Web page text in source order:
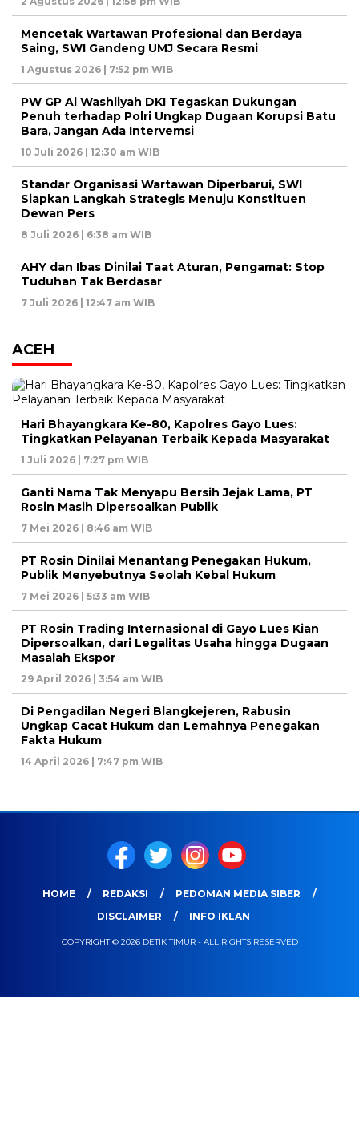
Mencetak Wartawan Profesional dan Berdaya
Saing, SWI Gandeng UMJ Secara Resmi
1 Agustus 2026 | 7:52 pm WIB
PW GP Al Washliyah DKI Tegaskan Dukungan
Penuh terhadap Polri Ungkap Dugaan Korupsi Batu
Bara, Jangan Ada Intervemsi
10 Juli 2026 | 12:30 am WIB
Standar Organisasi Wartawan Diperbarui, SWI
Siapkan Langkah Strategis Menuju Konstituen
Dewan Pers
8 Juli 2026 | 6:38 am WIB
AHY dan Ibas Dinilai Taat Aturan, Pengamat: Stop
Tuduhan Tak Berdasar
7 Juli 2026 | 12:47 am WIB
ACEH
Hari Bhayangkara Ke-80, Kapolres Gayo Lues:
Tingkatkan Pelayanan Terbaik Kepada Masyarakat
1 Juli 2026 | 7:27 pm WIB
Ganti Nama Tak Menyapu Bersih Jejak Lama, PT
Rosin Masih Dipersoalkan Publik
7 Mei 2026 | 8:46 am WIB
PT Rosin Dinilai Menantang Penegakan Hukum,
Publik Menyebutnya Seolah Kebal Hukum
7 Mei 2026 | 5:33 am WIB
PT Rosin Trading Internasional di Gayo Lues Kian
Dipersoalkan, dari Legalitas Usaha hingga Dugaan
Masalah Ekspor
29 April 2026 | 3:54 am WIB
Di Pengadilan Negeri Blangkejeren, Rabusin
Ungkap Cacat Hukum dan Lemahnya Penegakan
Fakta Hukum
14 April 2026 | 7:47 pm WIB
HOME REDAKSI
PEDOMAN MEDIA SIBER
DISCLAIMER
INFO IKLAN
COPYRIGHT © 2026 DETIK TIMUR - ALL RIGHTS RESERVED